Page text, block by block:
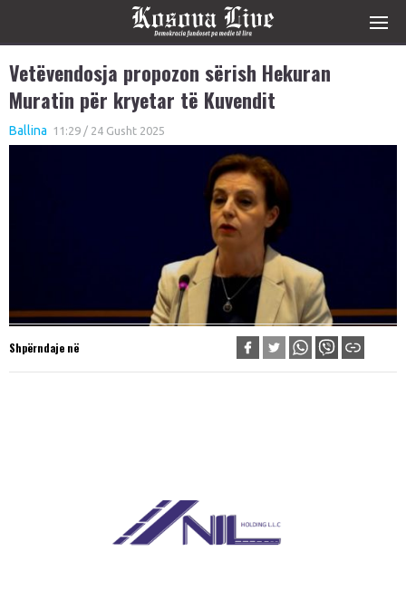
Vetëvendosja propozon sërish Hekuran
Muratin për kryetar të Kuvendit
Ballina 11:29 / 24 Gusht 2025
Shpërndaje në